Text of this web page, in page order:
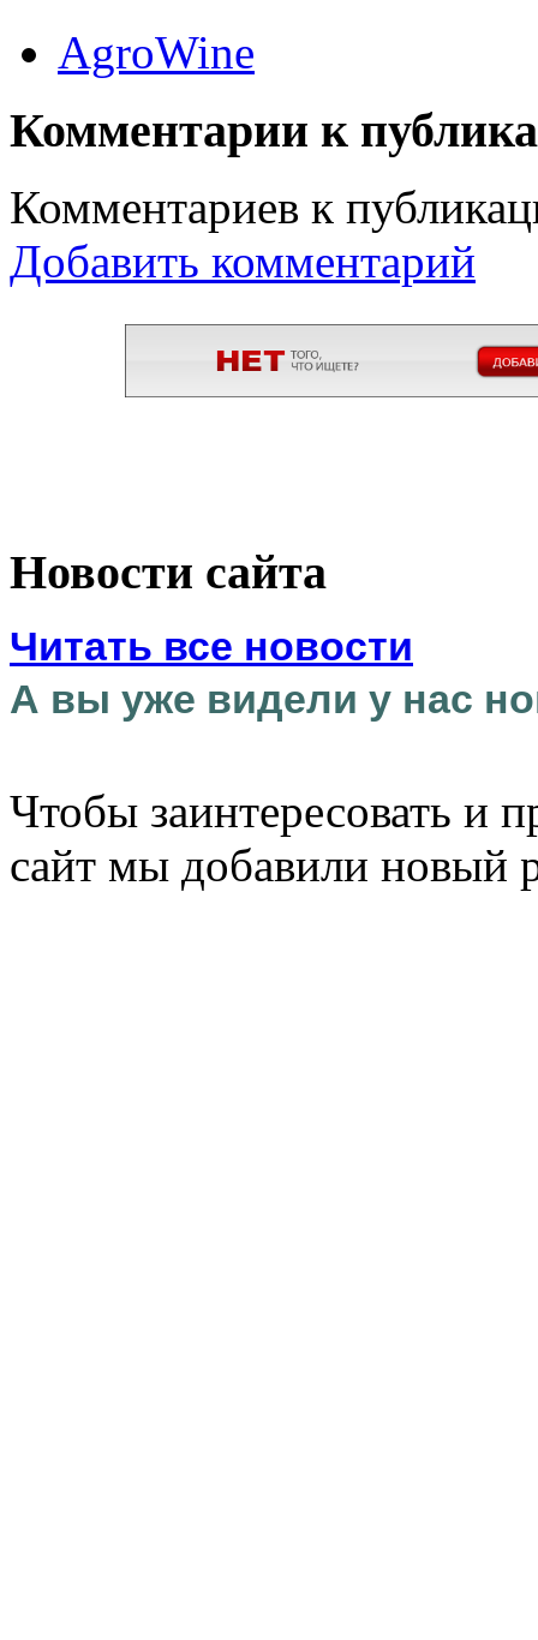
AgroWine
Комментарии к
Комментариев к
Добавить комментарий
Новости сайта
Читать все новости
А вы уже видели у нас
Чтобы заинтересовать и
сайт мы добавили новый